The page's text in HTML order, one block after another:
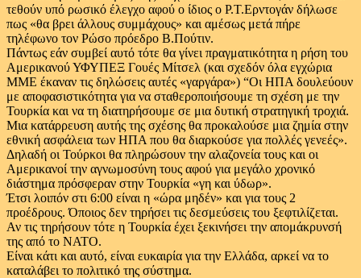
τεθούν υπό ρωσικό έλεγχο αφού ο ίδιος ο Ρ.Τ.Ερντογάν δήλωσε
πως «θα βρει άλλους συμμάχους» και αμέσως μετά πήρε
τηλέφωνο τον Ρώσο πρόεδρο Β.Πούτιν.
Πάντως εάν συμβεί αυτό τότε θα γίνει πραγματικότητα η ρήση του
Αμερικανού ΥΦΥΠΕΞ Γουές Μίτσελ (και σχεδόν όλα εγχώρια
ΜΜΕ έκαναν τις δηλώσεις αυτές «γαργάρα») “Οι ΗΠΑ δουλεύουν
με αποφασιστικότητα για να σταθεροποιήσουμε τη σχέση με την
Τουρκία και να τη διατηρήσουμε σε μια δυτική στρατηγική τροχιά.
Μια κατάρρευση αυτής της σχέσης θα προκαλούσε μια ζημία στην
εθνική ασφάλεια των ΗΠΑ που θα διαρκούσε για πολλές γενεές».
Δηλαδή οι Τούρκοι θα πληρώσουν την αλαζονεία τους και οι
Αμερικανοί την αγνωμοσύνη τους αφού για μεγάλο χρονικό
διάστημα πρόσφεραν στην Τουρκία «γη και ύδωρ».
Έτσι λοιπόν στι 6:00 είναι η «ώρα μηδέν» και για τους 2
προέδρους. Όποιος δεν τηρήσει τις δεσμεύσεις του ξεφτιλίζεται.
Αν τις τηρήσουν τότε η Τουρκία έχει ξεκινήσει την απομάκρυνσή
της από το ΝΑΤΟ.
Είναι κάτι και αυτό, είναι ευκαιρία για την Ελλάδα, αρκεί να το
καταλάβει το πολιτικό της σύστημα.